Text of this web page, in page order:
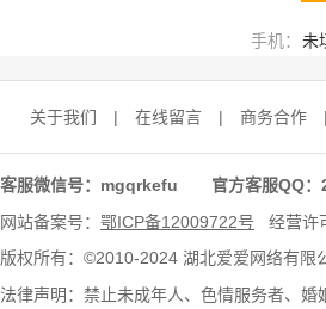
手机： 未
关于我们 | 在线留言 | 商务合作
客服微信号：mgqrkefu 官方客服QQ
网站备案号： 鄂ICP备12009722号 经营许
版权所有：©2010-2024 湖北爱爱网络有限
法律声明：禁止未成年人、色情服务者、